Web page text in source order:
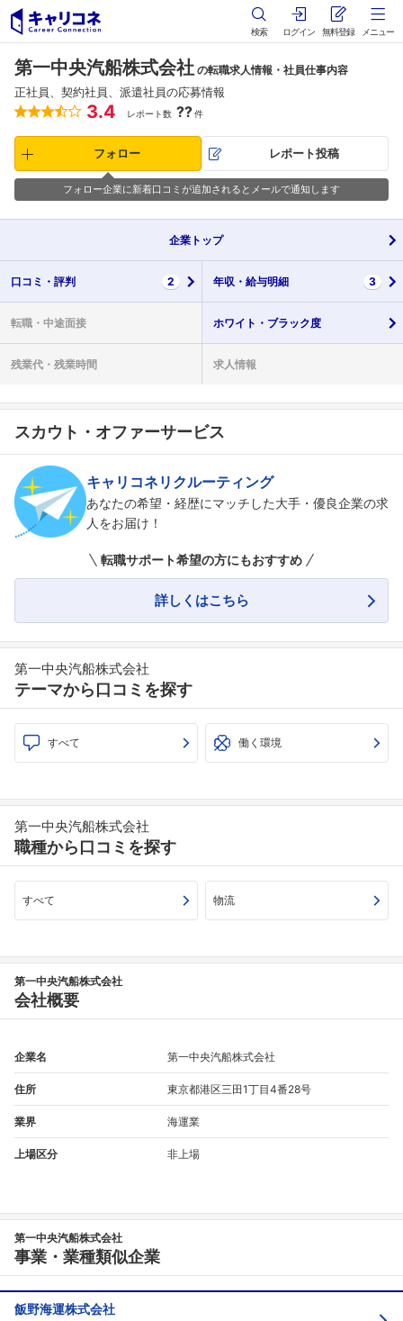
検索 ログイン 無料登録 メニュー
第一中央汽船株式会社 の転職求人情報・社員仕事内容
正社員、契約社員、派遣社員の応募情報
3.4 レポート数 ??件
フォロー レポート投稿
フォロー企業に新着口コミが追加されるとメールで通知します
企業 トップ
口コミ・ 評判 2 年収・ 給与明細 3
転職・ 中途面接 ホワイト・ ブラック度
残業代・ 残業時間 求人情報
スカウト・オファーサービス
キャリコネリクルーティング
あなたの希望・経歴にマッチした大手・優良企業の求
人をお届け！
転職サポート希望の方にもおすすめ
詳しくはこちら
第一中央汽船株式会社
テーマから口コミを探す
すべて 働く環境
第一中央汽船株式会社
職種から口コミを探す
すべて 物流
第一中央汽船株式会社
会社概要
企業名 第一中央汽船株式会社
住所 東京都港区三田1丁目4番28号
業界 海運業
上場区分 非上場
第一中央汽船株式会社
事業・業種類似企業
飯野海運株式会社